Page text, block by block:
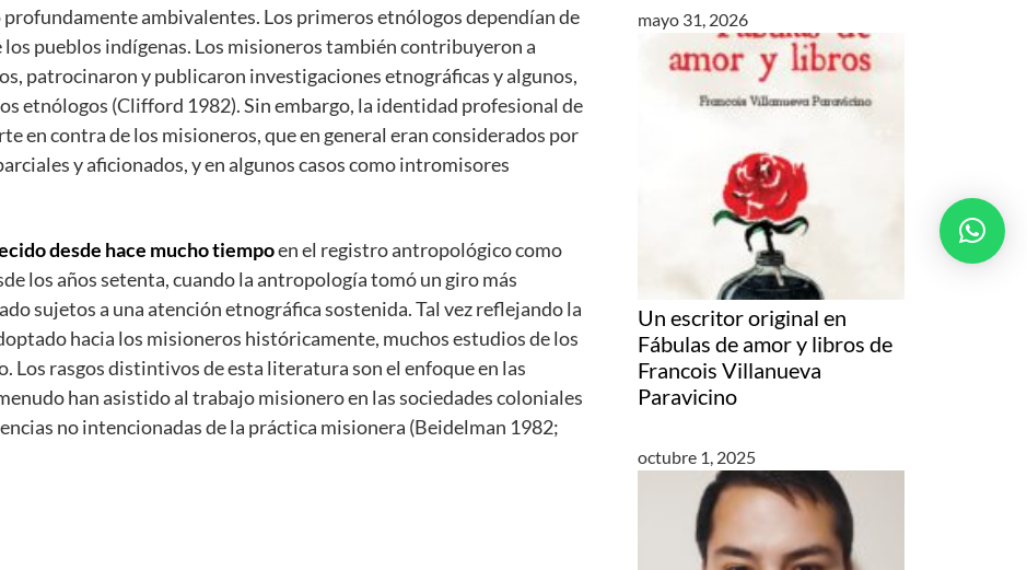
ambivalentes. Los primeros etnólogos dependían de
pueblos indígenas. Los misioneros también contribuyeron a
patrocinaron y publicaron investigaciones etnográficas y algunos,
etnólogos (Clifford 1982). Sin embargo, la identidad profesional de
en contra de los misioneros, que en general eran considerados por
y aficionados, y en algunos casos como intromisores
desde hace mucho tiempoen el registro antropológico como
los años setenta, cuando la antropología tomó un giro más
sujetos a una atención etnográfica sostenida. Tal vez reflejando la
hacia los misioneros históricamente, muchos estudios de los
Los rasgos distintivos de esta literatura son el enfoque en las
han asistido al trabajo misionero en las sociedades coloniales
no intencionadas de la práctica misionera (Beidelman 1982;
mayo 31, 2026
Un escritor original en
Fábulas de amor y libros de
Francois Villanueva
Paravicino
octubre 1, 2025